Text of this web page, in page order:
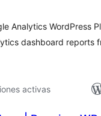
Analytics WordPress
dashboard reports
activas